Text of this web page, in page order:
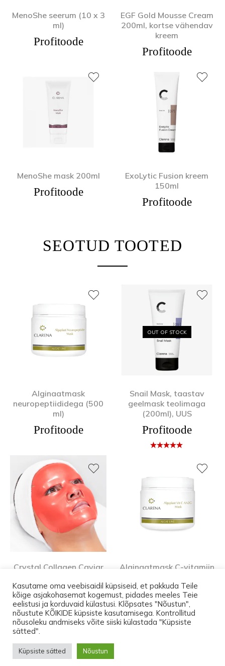
Kuni 17.augustini on transport Eesti-siseselt
pakiautomaati TASUTA. Ostes tooteid vähemalt
150 euro eest, leiad pakist üllatuse.
MenoShe seerum (10 x 3
ml)
Profitoode
EGF Gold Mousse Cream
200ml, kortse vähendav
kreem
Profitoode
MenoShe mask 200ml
Profitoode
ExoLytic Fusion kreem
150ml
Profitoode
SEOTUD TOOTED
Alginaatmask
neuropeptiididega (500
ml)
Profitoode
OUT OF STOCK
Snail Mask, taastav
geelmask teolimaga
(200ml), UUS
Profitoode
Crystal Collagen Caviar
küpsele nahale
12,40€
Alginaatmask C-vitamiin
Profitoode
© 2026 Lootos Ettevõtted OÜ. Tallinn PODOPHARM® Kõik õigused
on kaitstud.
Kasutame oma veebisaidil küpsiseid, et pakkuda Teile
kõige asjakohasemat kogemust, pidades meeles Teie
eelistusi ja korduvaid külastusi. Klõpsates "Nõustun",
nõustute KÕIKIDE küpsiste kasutamisega. Kontrollitud
nõusoleku andmiseks võite siiski külastada "Küpsiste
sätted".
Küpsiste sätted Nõustun